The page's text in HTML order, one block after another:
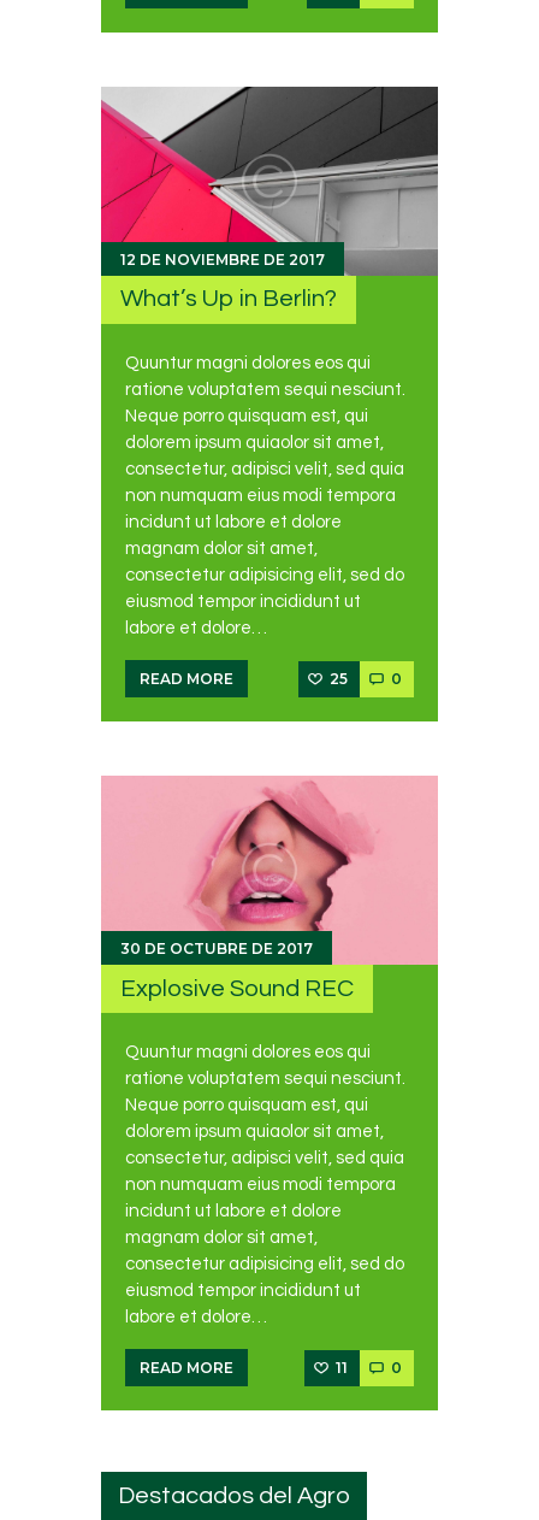
12 DE NOVIEMBRE DE 2017
What’s Up in Berlin?
Quuntur magni dolores eos qui
ratione voluptatem sequi nesciunt.
Neque porro quisquam est, qui
dolorem ipsum quiaolor sit amet,
consectetur, adipisci velit, sed quia
non numquam eius modi tempora
incidunt ut labore et dolore
magnam dolor sit amet,
consectetur adipisicing elit, sed do
eiusmod tempor incididunt ut
labore et dolore…
READ MORE 25 0
30 DE OCTUBRE DE 2017
Explosive Sound REC
Quuntur magni dolores eos qui
ratione voluptatem sequi nesciunt.
Neque porro quisquam est, qui
dolorem ipsum quiaolor sit amet,
consectetur, adipisci velit, sed quia
non numquam eius modi tempora
incidunt ut labore et dolore
magnam dolor sit amet,
consectetur adipisicing elit, sed do
eiusmod tempor incididunt ut
labore et dolore…
READ MORE 11 0
Destacados del Agro